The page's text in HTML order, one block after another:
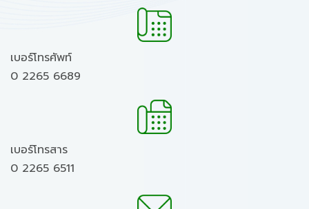
เบอร์โทรศัพท์
0 2265 6689
เบอร์โทรสาร
0 2265 6511